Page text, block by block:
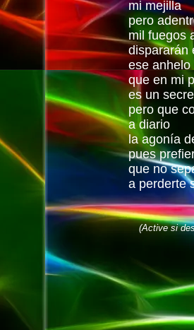
mi mejilla
pero
mil fuegos
dispararán
ese
que en mi
es un
pero que
a diario
la agonía
pues
que no
a perderte
(Active si